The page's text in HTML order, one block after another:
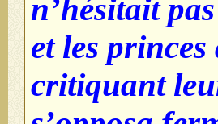
n’hésitait
et les
critiquant